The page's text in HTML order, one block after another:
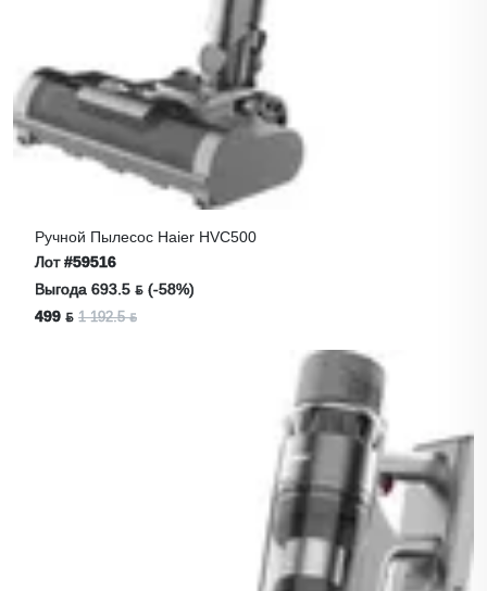
Ручной Пылесос Haier HVC500
Лот#59516
Выгода 693.5 ƃ (-58%)
499 ƃ 1 192.5 ƃ